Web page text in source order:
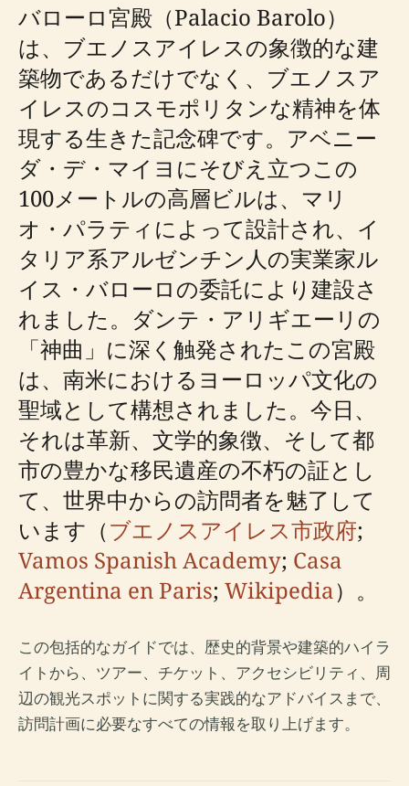
バローロ宮殿（Palacio Barolo）
は、ブエノスアイレスの象徴的な建
築物であるだけでなく、ブエノスア
イレスのコスモポリタンな精神を体
現する生きた記念碑です。アベニー
ダ・デ・マイヨにそびえ立つこの
100メートルの高層ビルは、マリ
オ・パラティによって設計され、イ
タリア系アルゼンチン人の実業家ル
イス・バローロの委託により建設さ
れました。ダンテ・アリギエーリの
「神曲」に深く触発されたこの宮殿
は、南米におけるヨーロッパ文化の
聖域として構想されました。今日、
それは革新、文学的象徴、そして都
市の豊かな移民遺産の不朽の証とし
て、世界中からの訪問者を魅了して
います（ブエノスアイレス市政府;
Vamos Spanish Academy; Casa
Argentina en Paris; Wikipedia）。
この包括的なガイドでは、歴史的背景や建築的ハイラ
イトから、ツアー、チケット、アクセシビリティ、周
辺の観光スポットに関する実践的なアドバイスまで、
訪問計画に必要なすべての情報を取り上げます。